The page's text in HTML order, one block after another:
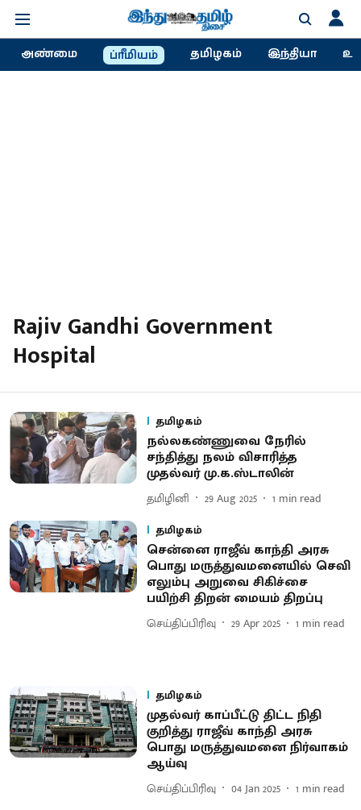
அண்மை ப்ரீமியம் தமிழகம் இந்தியா
Rajiv Gandhi Government
Hospital
தமிழகம்
நல்லகண்ணுவை நேரில்
சந்தித்து நலம் விசாரித்த
முதல்வர் மு.க.ஸ்டாலின்
தமிழினி 29 Aug 2025 1 min read
தமிழகம்
சென்னை ராஜீவ் காந்தி அரசு
பொது மருத்துவமனையில் செவி
எலும்பு அறுவை சிகிச்சை
பயிற்சி திறன் மையம் திறப்பு
செய்திப்பிரிவு 29 Apr 2025 1 min read
தமிழகம்
முதல்வர் காப்பீட்டு திட்ட நிதி
குறித்து ராஜீவ் காந்தி அரசு
பொது மருத்துவமனை நிர்வாகம்
ஆய்வு
செய்திப்பிரிவு 04 Jan 2025 1 min read